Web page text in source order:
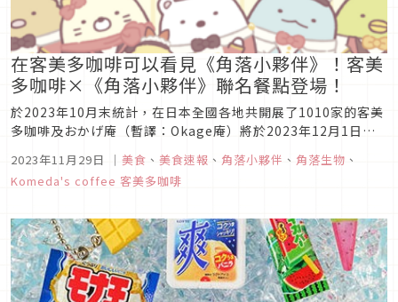
在客美多咖啡可以看見《角落小夥伴》！客美
多咖啡×《角落小夥伴》聯名餐點登場！
於2023年10月末統計，在日本全國各地共開展了1010家的客美
多咖啡及おかげ庵（暫譯：Okage庵）將於2023年12月1日開
小夥伴》的原創貼紙外，也會有原創的小卡片呢！
2023年11月29日 ｜ 美食 、 美食速報 、 角落小夥伴 、 角落生物 、
Komeda's coffee 客美多咖啡